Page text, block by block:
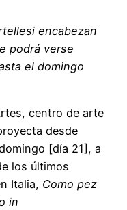
encabezan
podrá verse
el domingo
centro de arte
desde
[día 21], a
los últimos
Italia, Como pez
in